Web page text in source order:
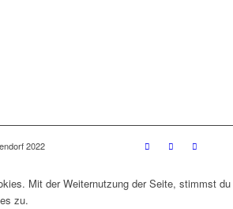
2022
Mit der Weiternutzung der Seite, stimmst du
zu.